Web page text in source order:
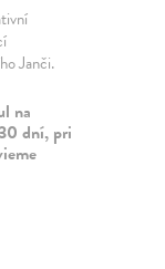
Janči.
na
dní, pri